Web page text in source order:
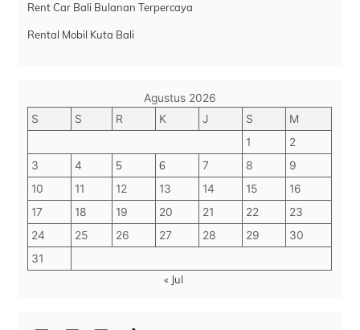
Rent Car Bali Bulanan Terpercaya
Rental Mobil Kuta Bali
Agustus 2026
S
S R K J S
M
1
2
3
4 5 6 7 8
9
10
11 12 13 14 15
16
17
18 19 20 21 22
23
24
25 26 27 28 29
30
31
« Jul